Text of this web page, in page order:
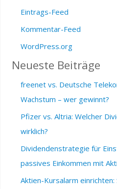
Eintrags-Feed
Kommentar-Feed
WordPress.org
Neueste Beiträge
freenet vs. Deutsche
Wachstum – wer gewinnt?
Pfizer vs. Altria: Welcher
wirklich?
Dividendenstrategie für
passives Einkommen mit
Aktien-Kursalarm